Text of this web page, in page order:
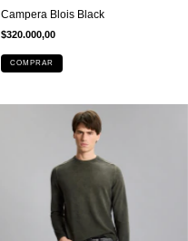
Campera Blois Black
$320.000,00
COMPRAR